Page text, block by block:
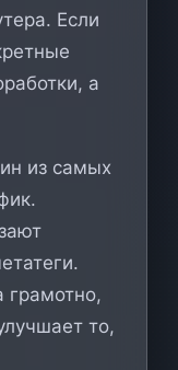
Если
а
из самых
грамотно,
то,